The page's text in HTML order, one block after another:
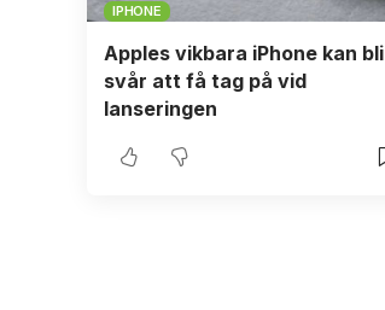
IPHONE
Apples vikbara iPhone kan bli
svår att få tag på vid
lanseringen